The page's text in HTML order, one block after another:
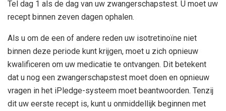
Tel dag 1 als de dag van uw zwangerschapstest. U moet uw
recept binnen zeven dagen ophalen.
Als u om de een of andere reden uw isotretinoïne niet
binnen deze periode kunt krijgen, moet u zich opnieuw
kwalificeren om uw medicatie te ontvangen. Dit betekent
dat u nog een zwangerschapstest moet doen en opnieuw
vragen in het iPledge-systeem moet beantwoorden. Tenzij
dit uw eerste recept is, kunt u onmiddellijk beginnen met